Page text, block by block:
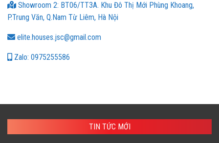
Showroom 2: BT06/TT3A. Khu Đô Thị Mới Phùng Khoang,
P.Trung Văn, Q.Nam Từ Liêm, Hà Nội
elite.houses.jsc@gmail.com
Zalo: 0975255586
TIN TỨC MỚI